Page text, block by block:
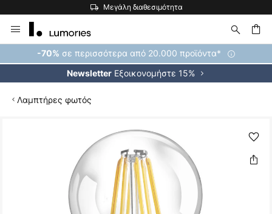
Μεγάλη διαθεσιμότητα
Μετάβαση
στο
περιεχόμενο
-70% σε περισσότερα από 20.000 προϊόντα*
Newsletter Εξοικονομήστε 15%
Λαμπτήρες φωτός